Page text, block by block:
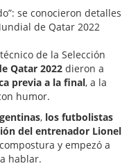
de la Selección
Qatar 2022 dieron a
previa a la final, a la
humor.
, los futbolistas
del entrenador Lionel
y empezó a
hablar.